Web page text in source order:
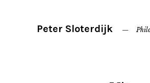
Peter Sloterdijk